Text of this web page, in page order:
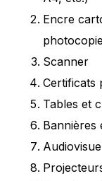
Encre
Scanner
Certificats
Tables et
Bannières